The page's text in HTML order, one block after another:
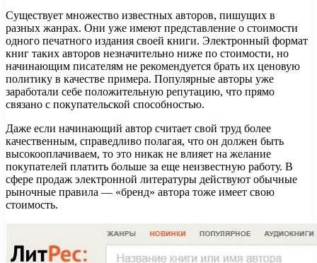
Существует множество известных авторов, пишущих в
разных жанрах. Они уже имеют представление о стоимости
одного печатного издания своей книги. Электронный формат
книг таких авторов незначительно ниже по стоимости, но
начинающим писателям не рекомендуется брать их ценовую
политику в качестве примера. Популярные авторы уже
заработали себе положительную репутацию, что прямо
связано с покупательской способностью.
Даже если начинающий автор считает свой труд более
качественным, справедливо полагая, что он должен быть
высокооплачиваем, то это никак не влияет на желание
покупателей платить больше за еще неизвестную работу. В
сфере продаж электронной литературы действуют обычные
рыночные правила — «бренд» автора тоже имеет свою
стоимость.